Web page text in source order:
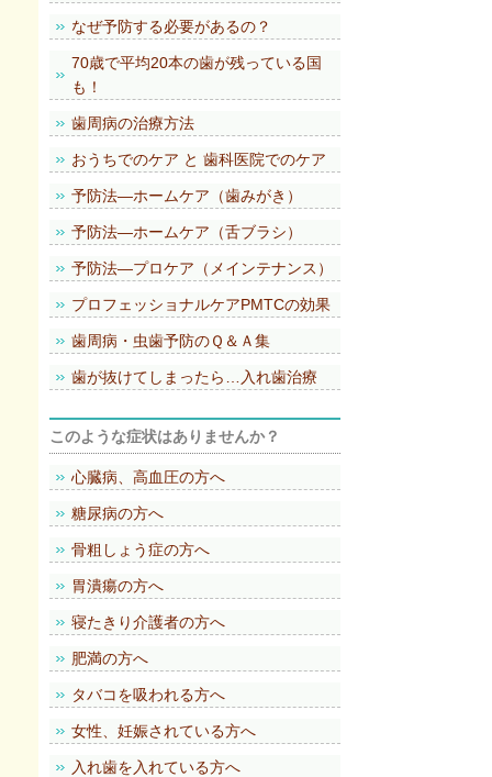
なぜ予防する必要があるの？
70歳で平均20本の歯が残っている国
も！
歯周病の治療方法
おうちでのケア と 歯科医院でのケア
予防法―ホームケア（歯みがき）
予防法―ホームケア（舌ブラシ）
予防法―プロケア（メインテナンス）
プロフェッショナルケアPMTCの効果
歯周病・虫歯予防のＱ＆Ａ集
歯が抜けてしまったら…入れ歯治療
このような症状はありませんか？
心臓病、高血圧の方へ
糖尿病の方へ
骨粗しょう症の方へ
胃潰瘍の方へ
寝たきり介護者の方へ
肥満の方へ
タバコを吸われる方へ
女性、妊娠されている方へ
入れ歯を入れている方へ